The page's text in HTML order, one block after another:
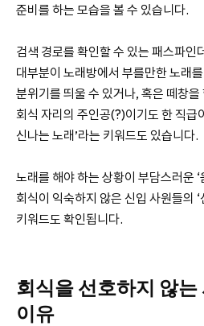
준비를 하는 모습을 볼 수 있습니다.
검색 경로를 확인할 수 있는 패스파인
대부분이 노래방에서 부를만한 노래
분위기를 띄울 수 있거나, 혹은 떼창
회식 자리의 주인공(?)이기도 한 직
신나는 노래’라는 키워드도 있습니다.
노래를 해야 하는 상황이 부담스러운
회식이 익숙하지 않은 신입 사원들의 ‘
키워드도 확인됩니다.
회식을 선호하지 않
이유